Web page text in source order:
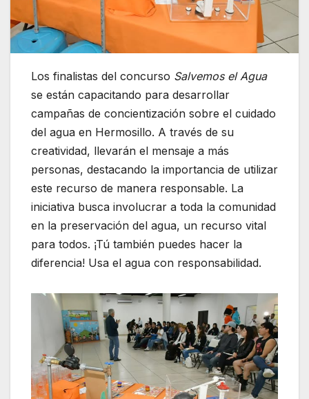
Los finalistas del concurso Salvemos el Agua
se están capacitando para desarrollar
campañas de concientización sobre el cuidado
del agua en Hermosillo. A través de su
creatividad, llevarán el mensaje a más
personas, destacando la importancia de utilizar
este recurso de manera responsable. La
iniciativa busca involucrar a toda la comunidad
en la preservación del agua, un recurso vital
para todos. ¡Tú también puedes hacer la
diferencia! Usa el agua con responsabilidad.